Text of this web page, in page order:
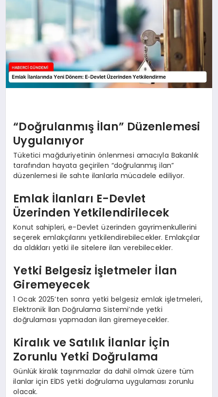
“Doğrulanmış İlan” Düzenlemesi
Uygulanıyor
Tüketici mağduriyetinin önlenmesi amacıyla Bakanlık
tarafından hayata geçirilen “doğrulanmış ilan”
düzenlemesi ile sahte ilanlarla mücadele ediliyor.
Emlak İlanları E-Devlet
Üzerinden Yetkilendirilecek
Konut sahipleri, e-Devlet üzerinden gayrimenkullerini
seçerek emlakçılarını yetkilendirebilecekler. Emlakçılar
da aldıkları yetki ile sitelere ilan verebilecekler.
Yetki Belgesiz İşletmeler İlan
Giremeyecek
1 Ocak 2025’ten sonra yetki belgesiz emlak işletmeleri,
Elektronik İlan Doğrulama Sistemi’nde yetki
doğrulaması yapmadan ilan giremeyecekler.
Kiralık ve Satılık İlanlar İçin
Zorunlu Yetki Doğrulama
Günlük kiralık taşınmazlar da dahil olmak üzere tüm
ilanlar için EİDS yetki doğrulama uygulaması zorunlu
olacak.